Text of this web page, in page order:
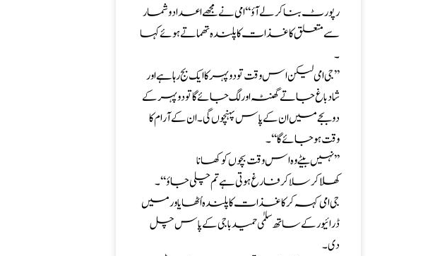
رپورٹ بناکر لےآؤ ‘‘ امی نے مجھے اعدادوشمار
سے متعلق کاغذات کا پلندہ تھماتے ہوئے کہا
۔
’’جی امی لیکن اس وقت تو دوپہر کا ایک بج رہا ہے اور
شادباغ جاتے گھنٹہ اور لگ جائے گا تو دوپہر کے
دو بجے میں ان کے پاس پہنچوں گی ۔ ان کے آرام کا
وقت ہو جائے گا‘‘۔
’’نہیں بیٹے وہ اس وقت بچوں کو کھانا
کھلاکرسلاکر فارغ ہوتی ہے تم چلی جاؤ‘‘۔
جی امی کہہ کر کاغذات کا پلندہ اُٹھایاورمیں
ڈرائیور کے ساتھ سلمٰی حمید باجی کے پاس چل
دی۔